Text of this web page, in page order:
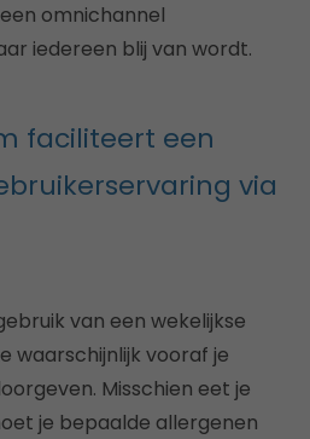
omnichannel
iedereen blij van wordt.
faciliteert een
via
van een wekelijkse
waarschijnlijk vooraf je
Misschien eet je
je bepaalde allergenen